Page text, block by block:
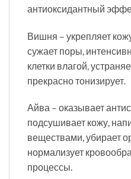
антиоксидантный
Вишня – укрепляет
сужает поры,
клетки влагой,
прекрасно тонизирует.
Айва – оказывает
подсушивает кожу,
веществами, убирает
нормализует
процессы.